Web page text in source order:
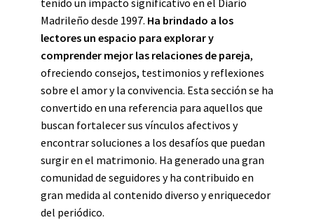
tenido un impacto significativo en el Diario
Madrileño desde 1997. Ha brindado a los
lectores un espacio para explorar y
comprender mejor las relaciones de pareja,
ofreciendo consejos, testimonios y reflexiones
sobre el amor y la convivencia. Esta sección se ha
convertido en una referencia para aquellos que
buscan fortalecer sus vínculos afectivos y
encontrar soluciones a los desafíos que puedan
surgir en el matrimonio. Ha generado una gran
comunidad de seguidores y ha contribuido en
gran medida al contenido diverso y enriquecedor
del periódico.